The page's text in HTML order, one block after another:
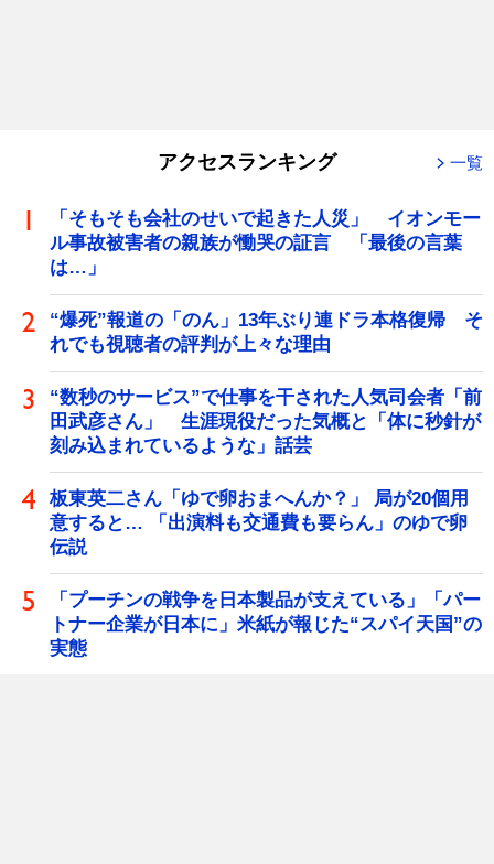
アクセスランキング 一覧
「そもそも会社のせいで起きた人災」 イオンモー
ル事故被害者の親族が慟哭の証言 「最後の言葉
は…」
“爆死”報道の「のん」13年ぶり連ドラ本格復帰 そ
れでも視聴者の評判が上々な理由
“数秒のサービス”で仕事を干された人気司会者「前
田武彦さん」 生涯現役だった気概と「体に秒針が
刻み込まれているような」話芸
板東英二さん「ゆで卵おまへんか？」 局が20個用
意すると… 「出演料も交通費も要らん」のゆで卵
伝説
「プーチンの戦争を日本製品が支えている」「パー
トナー企業が日本に」米紙が報じた“スパイ天国”の
実態